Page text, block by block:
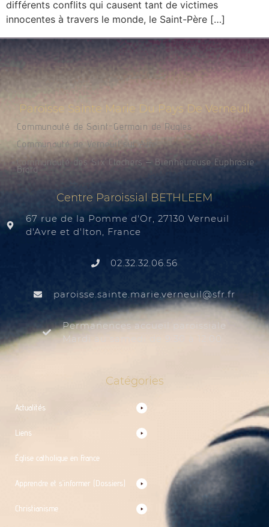
différents conflits qui causent tant de victimes
innocentes à travers le monde, le Saint-Père […]
Paroisse Sainte Marie Du Pays De Verneuil
Communauté de Saint-Germain de Rugles
Communauté de Verneuil sur Avre
Communauté des Six Clochers – Bienheureuse Euphrasie
Brard
Centre Paroissial BETHLEEM
67 rue de la Pomme d'Or, 27130 Verneuil
d'Avre et d'Iton, France
02.32.32.06.56
rf.rfs
@liuenrev.eiram.etnias.essiorap
Permanences accueil paroissiale
Mardi au samedi de 9:30 à 12:00
Catégories
Actualités
Liens
Église catholique en France
Apprendre et s’informer (Dossiers)
Christianisme